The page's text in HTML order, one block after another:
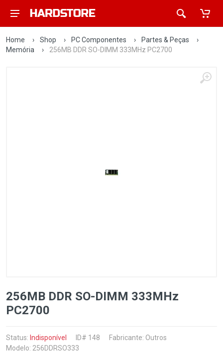
Home › Shop › PC Componentes › Partes & Peças
›
Memória
› 256MB DDR SO-DIMM 333MHz PC2700
256MB DDR SO-DIMM 333MHz
PC2700
Status: Indisponível ID# 148 Fabricante: Outros
Modelo: 256DDRSO333